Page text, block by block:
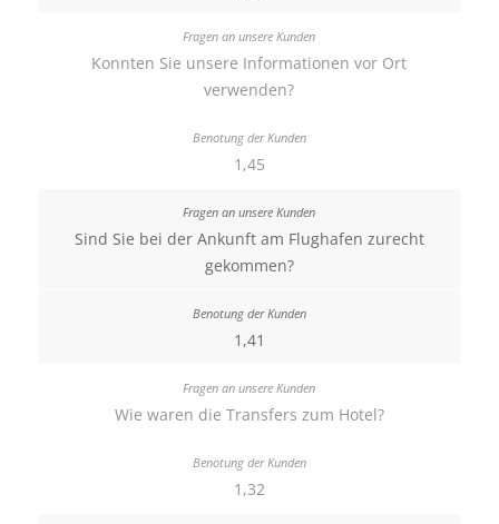
Konnten Sie unsere Informationen vor Ort
verwenden?
1,45
Sind Sie bei der Ankunft am Flughafen zurecht
gekommen?
1,41
Wie waren die Transfers zum Hotel?
1,32